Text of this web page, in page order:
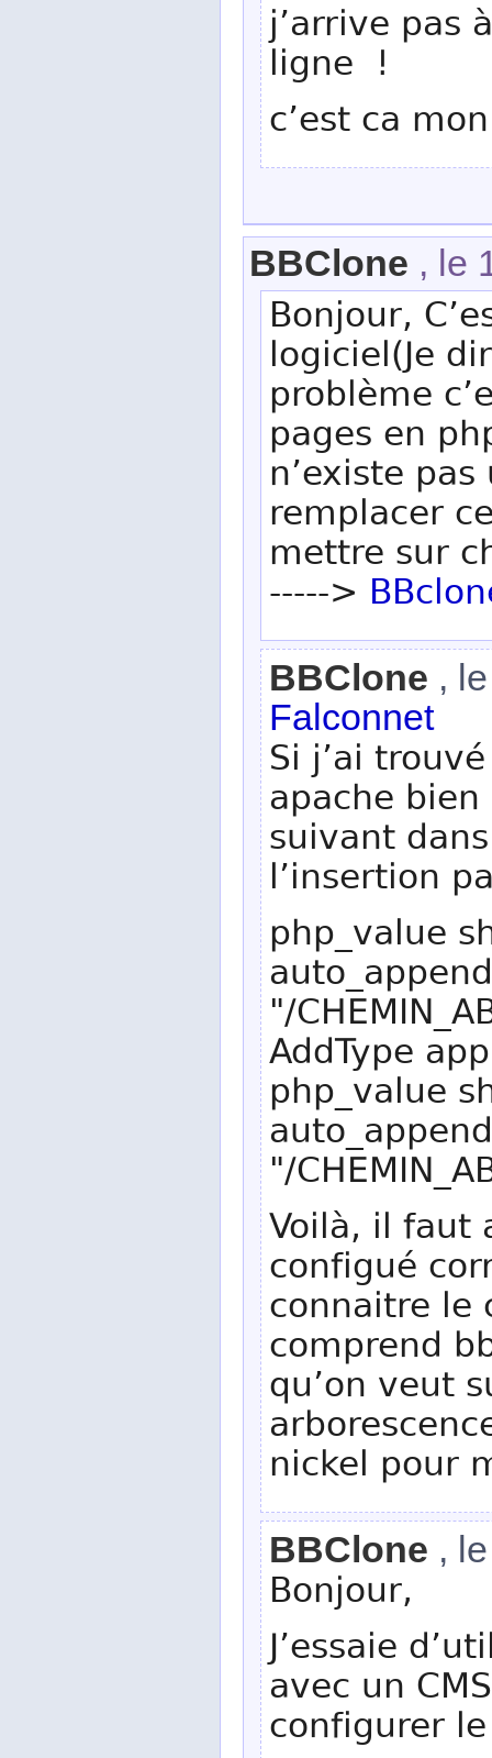
j’arrive pas
ligne !
c’est ca
BBClone , le
Bonjour,
logiciel(Je
problème
pages en
n’existe
remplacer
mettre sur
----->
BBClone ,
Falconnet
Si j’ai
apache
suivant
l’insertion
php_value
"/
AddType
php_value
"/
Voilà, il faut
configué
connaitre le
comprend
qu’on veut
nickel pour
BBClone ,
Bonjour,
J’essaie
avec un
configurer